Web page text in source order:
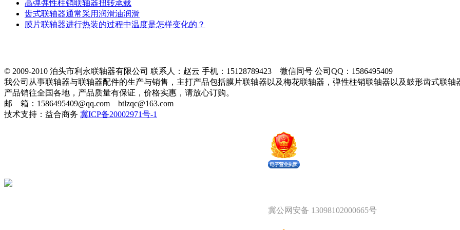
高弹弹性柱销联轴器扭转承载
齿式联轴器通常采用润滑油润滑
膜片联轴器进行热装的过程中温度是怎样变化的？
© 2009-2010 泊头市利永联轴器有限公司 联系人：赵云 手机：15128789423 微信同号 公司QQ：1586495409
我公司从事联轴器与联轴器配件的生产与销售，主打产品包括膜片联轴器以及梅花联轴器，弹性柱销联轴器以及鼓形齿式联轴
产品销往全国各地，产品质量有保证，价格实惠，请放心订购。
邮 箱：1586495409@qq.com btlzqc@163.com
技术支持：益合商务 冀ICP备20002971号-1
冀公网安备 13098102000665号